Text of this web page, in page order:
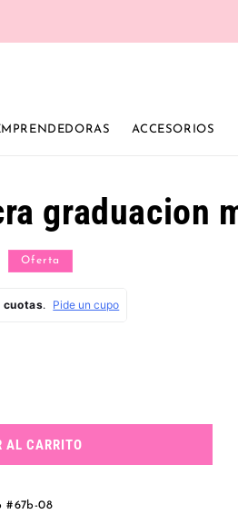
ACCESORIOS
graduacion
Oferta
AL CARRITO
#67b-08